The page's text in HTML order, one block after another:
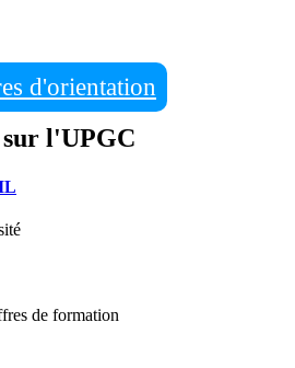
d'orientation
l'UPGC
de formation